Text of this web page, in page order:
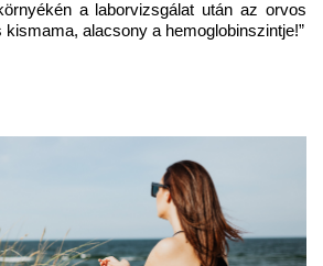
a laborvizsgálat után az orvos
kismama, alacsony a hemoglobinszintje!”